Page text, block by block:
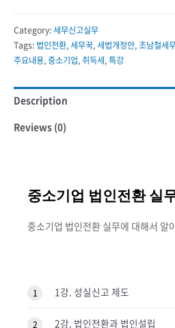
Category:세무신고실무
Tags: 법인전환,세무꾹,세법개정안,조남철세
주요내용,중소기업,취득세,특강
Description
Reviews (0)
중소기업 법인전환 실
중소기업 법인전환 실무에 대해서 알
1 1강. 성실신고 제도
2 2강. 법인전환과 법인설립